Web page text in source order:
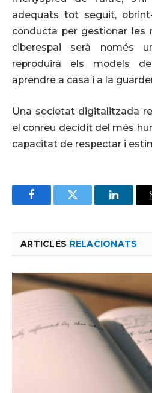
adequats tot seguit,
conducta per gestionar les
ciberespai serà només
reproduirà els models
aprendre a casa i a la
Una societat digitalitzada
el conreu decidit del més
capacitat de respectar i
FacebookTwitter
ARTICLES RELACIONATS